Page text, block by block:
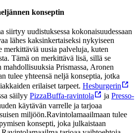
konseptin
siirtyy uudistuksessa kokonaisuudessaan
lähes kaksinkertaiseksi nykyiseen
merkittäviä uusia palveluja, kuten
Tämä on merkittävä lisä, sillä se
mahdollisuuksia Prismassa, Aronen
tulee yhteensä neljä konseptia, jotka
erilaiset tarpeet. Hesburgerin
säilyy PizzaBuffa-ravintola ja Presso-
käytävän varrelle ja tarjoaa
miljöön.Ravintolamaailmaan tulee
konsepti, joka julkaistaan